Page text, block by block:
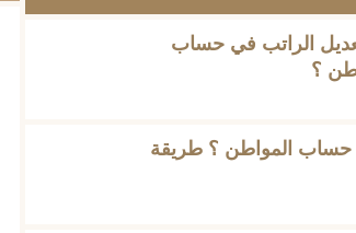
الراتب في حساب
؟
حساب المواطن ؟ طريقة